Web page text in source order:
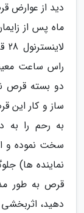
ماه پس از
راس ساعت
دو بسته قرص
ساز و کار این
به رحم را به
سخت نموده و
نماینده ها)
دهید، اثربخشی این